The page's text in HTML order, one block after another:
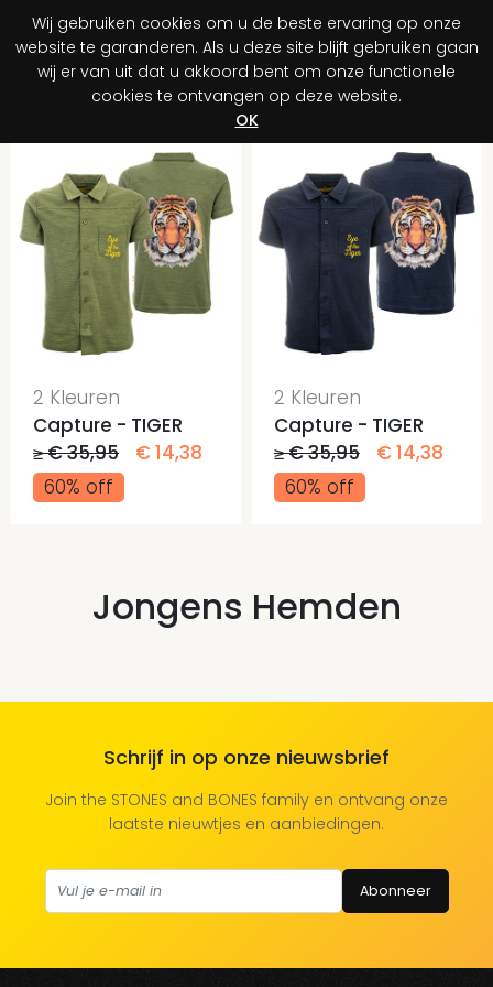
Registreer je aankoop Ontdek jouw voordeel!
2 Kleuren
Capture - TIGER
≥ € 35,95
€ 14,38
60% off
2 Kleuren
Capture - TIGER
≥ € 35,95
€ 14,38
60% off
Jongens Hemden
Schrijf in op onze nieuwsbrief
Join the STONES and BONES family en ontvang onze
laatste nieuwtjes en aanbiedingen.
Abonneer
Wij gebruiken cookies om u de beste ervaring op onze
website te garanderen. Als u deze site blijft gebruiken gaan
wij er van uit dat u akkoord bent om onze functionele
cookies te ontvangen op deze website.
OK